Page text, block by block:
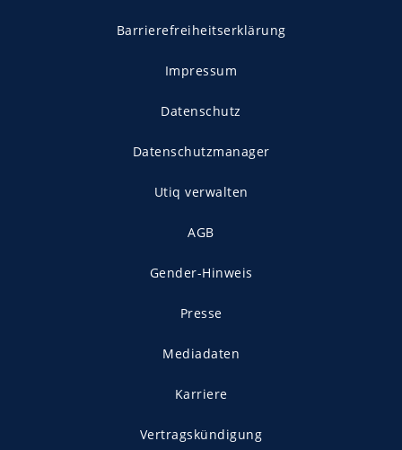
Barrierefreiheitserklärung
Impressum
Datenschutz
Datenschutzmanager
Utiq verwalten
AGB
Gender-Hinweis
Presse
Mediadaten
Karriere
Vertragskündigung